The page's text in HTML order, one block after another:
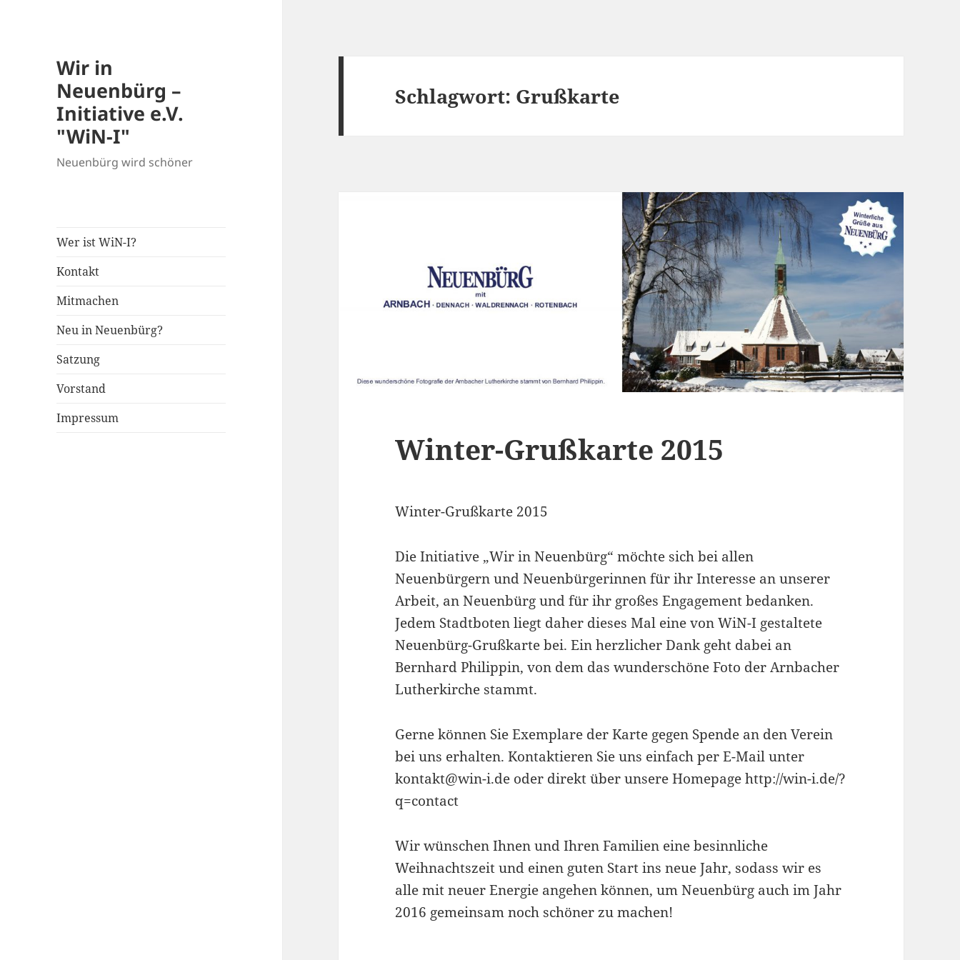
Wir in
Neuenbürg –
Initiative e.V.
"WiN-I"
Neuenbürg wird schöner
Wer ist WiN-I?
Kontakt
Mitmachen
Neu in Neuenbürg?
Satzung
Vorstand
Impressum
Schlagwort: Grußkarte
Winter-Grußkarte 2015
Winter-Grußkarte 2015
Die Initiative „Wir in Neuenbürg“ möchte sich bei allen
Neuenbürgern und Neuenbürgerinnen für ihr Interesse an unserer
Arbeit, an Neuenbürg und für ihr großes Engagement bedanken.
Jedem Stadtboten liegt daher dieses Mal eine von WiN-I gestaltete
Neuenbürg-Grußkarte bei. Ein herzlicher Dank geht dabei an
Bernhard Philippin, von dem das wunderschöne Foto der Arnbacher
Lutherkirche stammt.
Gerne können Sie Exemplare der Karte gegen Spende an den Verein
bei uns erhalten. Kontaktieren Sie uns einfach per E-Mail unter
kontakt@win-i.de oder direkt über unsere Homepage http://win-i.de/?
q=contact
Wir wünschen Ihnen und Ihren Familien eine besinnliche
Weihnachtszeit und einen guten Start ins neue Jahr, sodass wir es
alle mit neuer Energie angehen können, um Neuenbürg auch im Jahr
2016 gemeinsam noch schöner zu machen!